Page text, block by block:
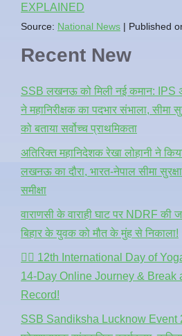
EXPLAINED
Source: National News Published
Recent New
SSB लखनऊ को मिली नई कमान: IPS
ने महानिरीक्षक का पदभार संभाला, सीमा
को बताया सर्वोच्च प्राथमिकता
अतिरिक्त महानिदेशक रेखा लोहानी ने
लखनऊ का दौरा, भारत-नेपाल सीमा
समीक्षा
वाराणसी के वाराही घाट पर NDRF की
बिहार के युवक को मौत के मुंह से निकाला!
🧘‍♂️ 12th International Day of
14-Day Online Journey & Break
Record!
SSB Sandiksha Lucknow Event